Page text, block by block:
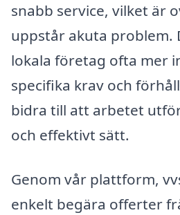
snabb service, vilket är
uppstår akuta problem.
lokala företag ofta mer
specifika krav och
bidra till att arbetet
och effektivt sätt.
Genom vår plattform,
enkelt begära offerter